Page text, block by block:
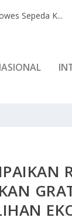
Sepeda K...